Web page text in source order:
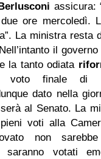
assicura:
ore mercoledì.
La ministra resta
il
la tanto odiata
voto finale di
dato nella
al Senato. La
voti alla
non sarebbe
votati